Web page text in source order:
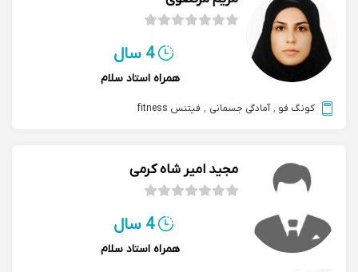
4 سال
همراه استاد سلام
کونگ فو , آمادگی جسمانی , فیتنس fitness
مجید امیر شاه کرمی
4 سال
همراه استاد سلام